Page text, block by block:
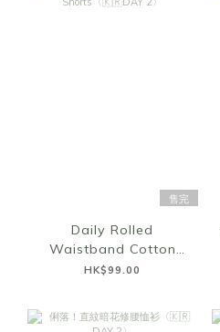
售完
Daily Rolled
Waistband Cotton
Shorts〈🇰🇷DAY 2〉
HK$99.00